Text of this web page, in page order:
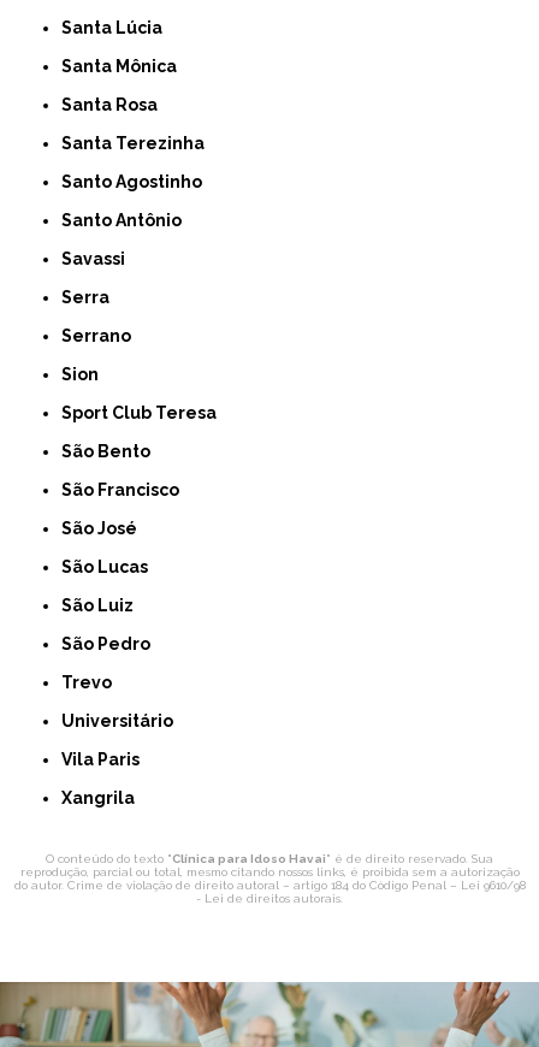
Santa Lúcia
Santa Mônica
Santa Rosa
Santa Terezinha
Santo Agostinho
Santo Antônio
Savassi
Serra
Serrano
Sion
Sport Club Teresa
São Bento
São Francisco
São José
São Lucas
São Luiz
São Pedro
Trevo
Universitário
Vila Paris
Xangrila
O conteúdo do texto "Clínica para Idoso Havai" é de direito reservado. Sua
reprodução, parcial ou total, mesmo citando nossos links, é proibida sem a autorização
do autor. Crime de violação de direito autoral – artigo 184 do Código Penal – Lei 9610/98
- Lei de direitos autorais